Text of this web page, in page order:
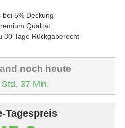
bei 5% Deckung
Qualität
30 Tage Rückgaberecht
noch heute
37 Min.
Tagespreis